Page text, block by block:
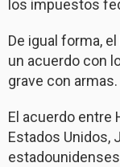
los impuestos
De igual forma,
un acuerdo con
grave con armas.
El acuerdo entre
Estados Unidos,